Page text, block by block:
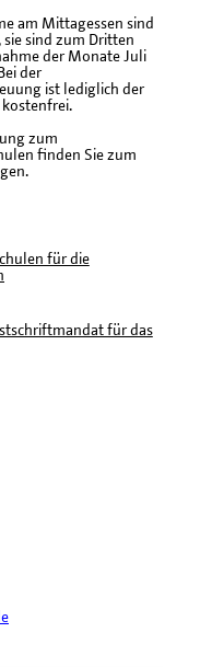
am Mittagessen sind
sind zum Dritten
der Monate Juli
der
ist lediglich der
kostenfrei.
zum
finden Sie zum
für die
für das